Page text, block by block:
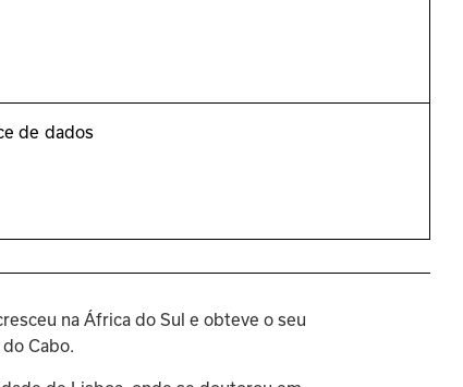
de dados
na África do Sul e obteve o seu
Cabo.